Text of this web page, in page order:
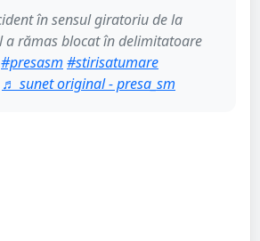
în sensul giratoriu de la
a rămas blocat în delimitatoare
#presasm #stirisatumare
♬ sunet original - presa_sm